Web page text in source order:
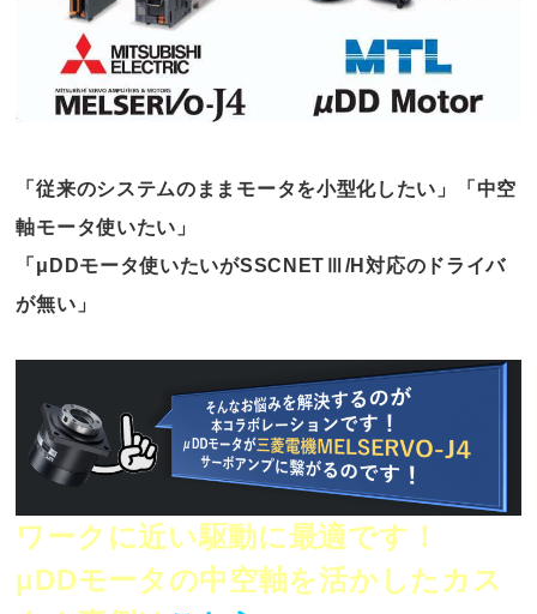
「従来のシステムのままモータを小型化したい」「中空
軸モータ使いたい」
「μDDモータ使いたいがSSCNETⅢ/H対応のドライバ
が無い」
ワークに近い駆動に最適です！
μDDモータの中空軸を活かしたカス